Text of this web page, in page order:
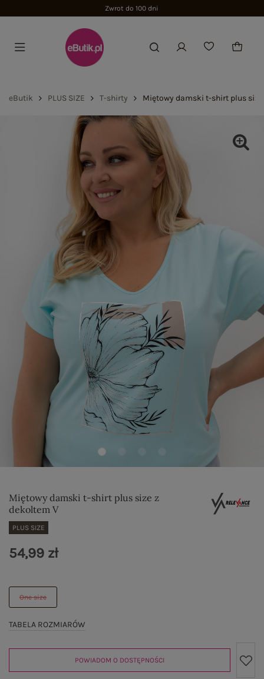
Zwrot do 100 dni
eButik PLUS SIZE T-shirty Miętowy damski t-shirt plus
Miętowy damski t-shirt plus size z
dekoltem V
PLUS SIZE
One size
TABELA ROZMIARÓW
54,99 zł
POWIADOM O DOSTĘPNOŚCI